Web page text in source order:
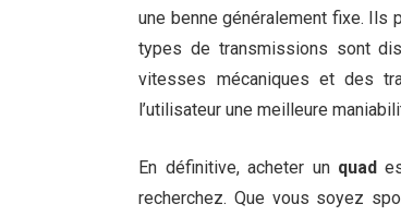
une benne généralement fixe. Ils
types de transmissions sont
vitesses mécaniques et des
l’utilisateur une meilleure
En définitive, acheter un quad
recherchez. Que vous soyez